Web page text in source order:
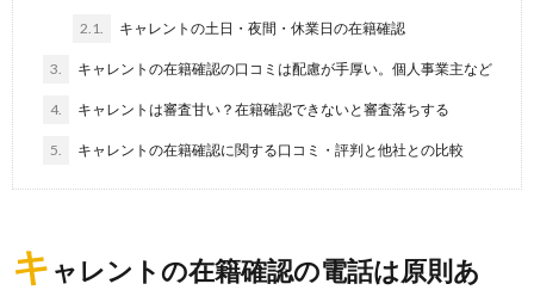
2.1. キャレントの土日・夜間・休業日の在籍確認
3. キャレントの在籍確認の口コミは配慮が手厚い。個人事業主など
4. キャレントは審査甘い？在籍確認できないと審査落ちする
5. キャレントの在籍確認に関する口コミ・評判と他社との比較
キ ャレントの在籍確認の電話は原則あ